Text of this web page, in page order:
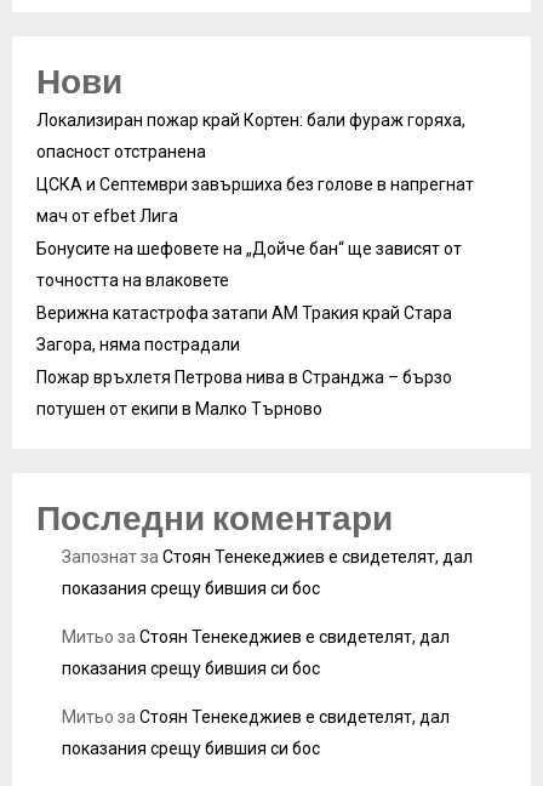
Нови
Локализиран пожар край Кортен: бали фураж горяха,
опасност отстранена
ЦСКА и Септември завършиха без голове в напрегнат
мач от efbet Лига
Бонусите на шефовете на „Дойче бан“ ще зависят от
точността на влаковете
Верижна катастрофа затапи АМ Тракия край Стара
Загора, няма пострадали
Пожар връхлетя Петрова нива в Странджа – бързо
потушен от екипи в Малко Търново
Последни коментари
Запознатза Стоян Тенекеджиев е свидетелят, дал
показания срещу бившия си бос
Митьо за Стоян Тенекеджиев е свидетелят, дал
показания срещу бившия си бос
Митьо за Стоян Тенекеджиев е свидетелят, дал
показания срещу бившия си бос